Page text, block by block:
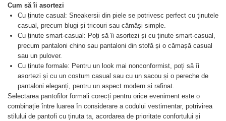
Cum să îi asortezi
Cu ținute casual: Sneakersii din piele se potrivesc perfect cu ținutele
casual, precum blugi și tricouri sau cămăși simple.
Cu ținute smart-casual: Poți să îi asortezi și cu ținute smart-casual,
precum pantaloni chino sau pantaloni din stofă și o cămașă casual
sau un pulover.
Cu ținute formale: Pentru un look mai nonconformist, poți să îi
asortezi și cu un costum casual sau cu un sacou și o pereche de
pantaloni eleganți, pentru un aspect modern și rafinat.
Selectarea pantofilor formali corecți pentru orice eveniment este o
combinație între luarea în considerare a codului vestimentar, potrivirea
stilului de pantofi cu ținuta ta, acordarea de prioritate confortului și